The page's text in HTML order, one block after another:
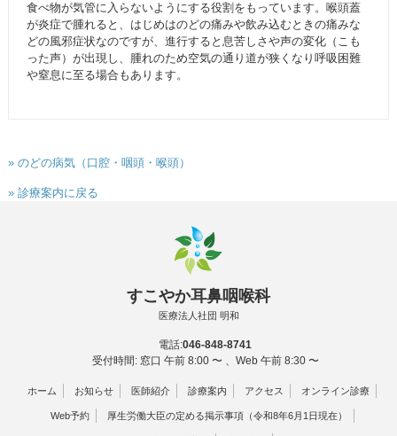
食べ物が気管に入らないようにする役割をもっています。喉頭蓋
が炎症で腫れると、はじめはのどの痛みや飲み込むときの痛みな
どの風邪症状なのですが、進行すると息苦しさや声の変化（こも
った声）が出現し、腫れのため空気の通り道が狭くなり呼吸困難
や窒息に至る場合もあります。
» のどの病気（口腔・咽頭・喉頭）
» 診療案内に戻る
すこやか耳鼻咽喉科
医療法人社団 明和
電話:046-848-8741
受付時間: 窓口 午前 8:00 〜 、Web 午前 8:30 〜
ホーム お知らせ 医師紹介 診療案内 アクセス オンライン診療
Web予約 厚生労働大臣の定める掲示事項（令和8年6月1日現在）